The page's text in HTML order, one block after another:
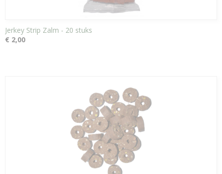
Jerkey Strip Zalm - 20 stuks
€ 2,00